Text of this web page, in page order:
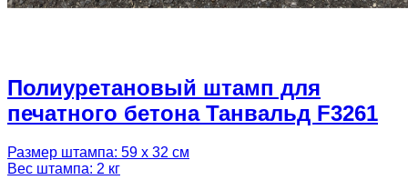
Полиуретановый штамп для
печатного бетона Танвальд F3261
Размер штампа: 59 х 32 см
Вес штампа: 2 кг